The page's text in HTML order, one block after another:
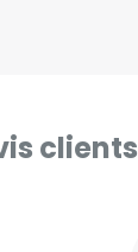
clients